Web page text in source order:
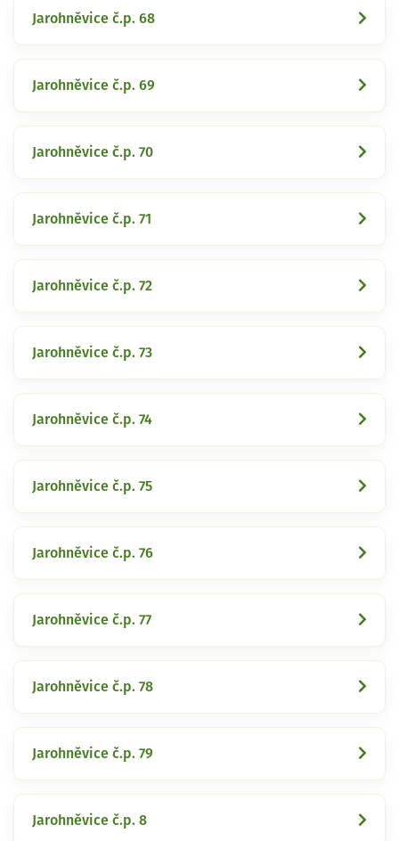
Jarohněvice č.p. 68
Jarohněvice č.p. 69
Jarohněvice č.p. 70
Jarohněvice č.p. 71
Jarohněvice č.p. 72
Jarohněvice č.p. 73
Jarohněvice č.p. 74
Jarohněvice č.p. 75
Jarohněvice č.p. 76
Jarohněvice č.p. 77
Jarohněvice č.p. 78
Jarohněvice č.p. 79
Jarohněvice č.p. 8